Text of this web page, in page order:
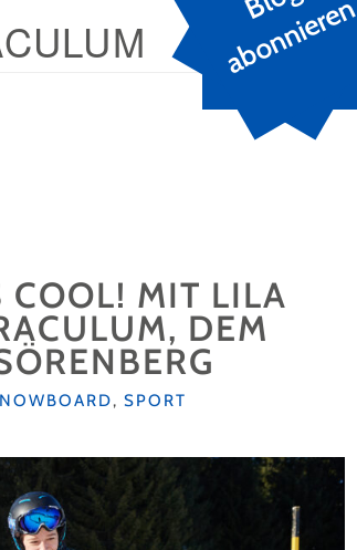
n
COOL! MIT LILA
DEM
, SPORT